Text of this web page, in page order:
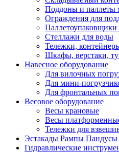
Поддоны и паллеты
Ограждения для
Паллетоупаковщики
Стеллажи для воды
Тележки,
Шкафы, верстаки,
Навесное оборудование
Для вилочных
Для мини-
Для фронтальных
Весовое оборудование
Весы крановые
Весы
Тележки для
Эстакады Рампы Пандусы
Гидравлические